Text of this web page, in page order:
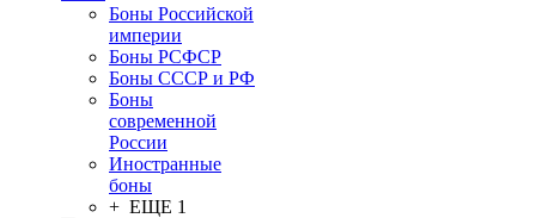
Боны Российской
империи
Боны РСФСР
Боны СССР и РФ
Боны
современной
России
Иностранные
боны
+ ЕЩЕ 1